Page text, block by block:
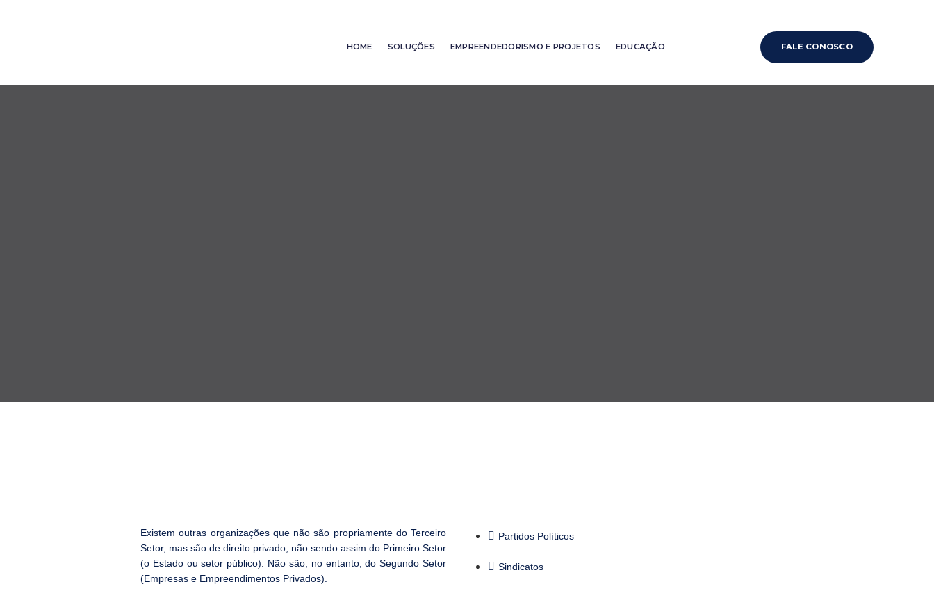
HOME SOLUÇÕES EMPREENDEDORISMO E PROJETOS EDUCAÇÃO FALE CONOSCO
Existem outras organizações que não são propriamente do Terceiro
Setor, mas são de direito privado, não sendo assim do Primeiro Setor
(o Estado ou setor público). Não são, no entanto, do Segundo Setor
(Empresas e Empreendimentos Privados).
Partidos Políticos
Sindicatos